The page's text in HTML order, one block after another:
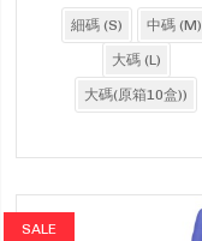
細碼 (S) 中碼 (M)
大碼 (L)
大碼(原箱10盒))
SALE